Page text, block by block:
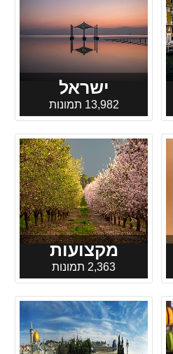
ישראל
13,982 תמונות
מקצועות
2,363 תמונות